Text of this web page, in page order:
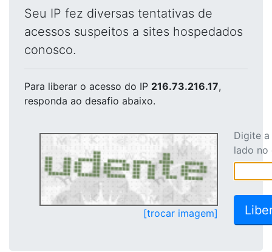
Seu IP fez diversas tentativas de
acessos suspeitos a sites hospedados
conosco.
Para liberar o acesso do IP 216.73.216.17,
responda ao desafio abaixo.
[trocar imagem]
Digite
lado no